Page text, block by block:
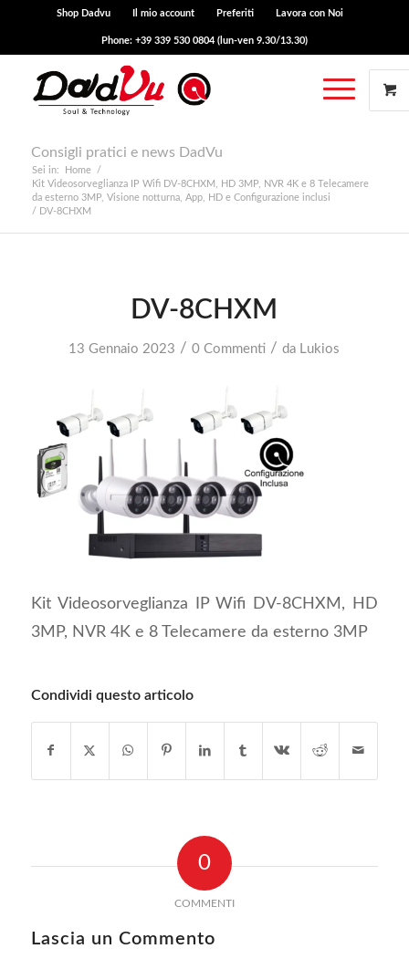
Shop Dadvu Il mio account Preferiti Lavora con Noi
Phone: +39 339 530 0804 (lun-ven 9.30/13.30)
Consigli pratici e news DadVu
Sei in: Home
/
Kit Videosorveglianza IP Wifi DV-8CHXM, HD 3MP, NVR 4K e 8 Telecamere
da esterno 3MP, Visione notturna, App, HD e Configurazione inclusi
/ DV-8CHXM
DV-8CHXM
13 Gennaio 2023 / 0 Commenti / da Lukios
Kit Videosorveglianza IP Wifi DV-8CHXM, HD
3MP, NVR 4K e 8 Telecamere da esterno 3MP
Condividi questo articolo
0
COMMENTI
Lascia un Commento